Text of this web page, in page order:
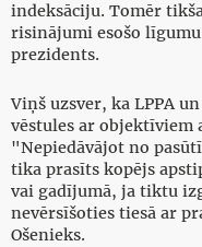
indeksāciju. Tomēr
risinājumi esošo
prezidents.
Viņš uzsver, ka LPPA
vēstules ar objektīviem
"Nepiedāvājot no
tika prasīts kopējs
vai gadījumā, ja tiktu
nevērsīšoties tiesā ar
Ošenieks.